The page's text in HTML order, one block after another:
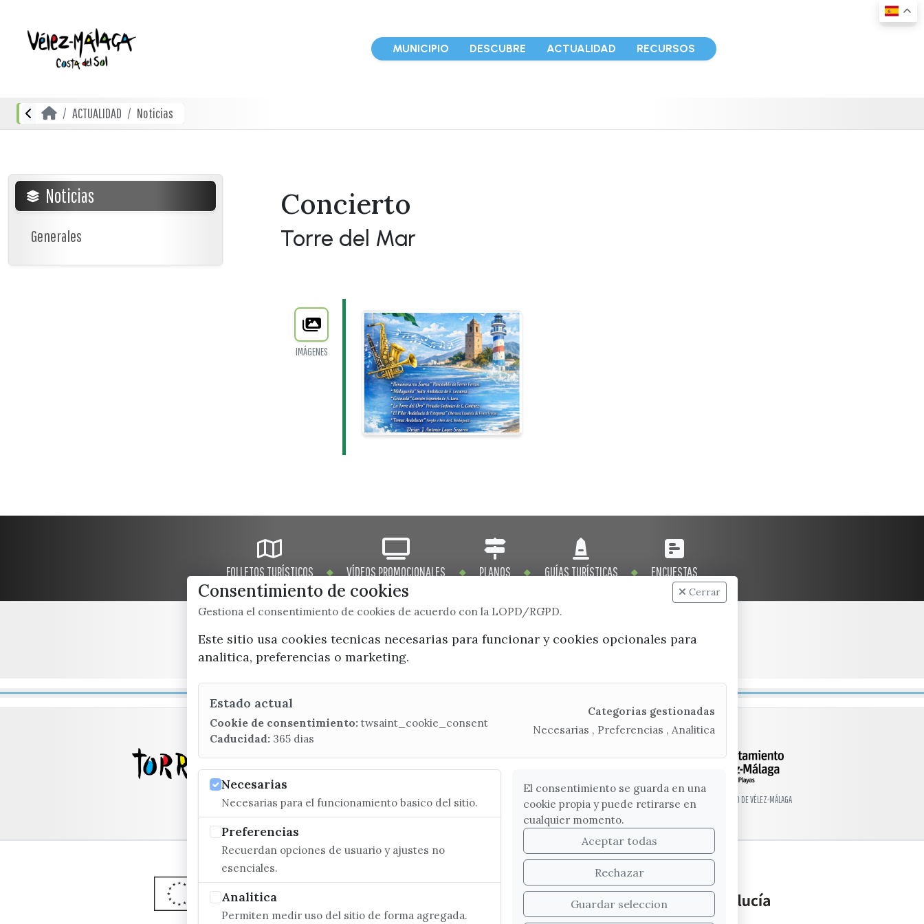
MUNICIPIO DESCUBRE ACTUALIDAD RECURSOS
ACTUALIDAD Noticias
Noticias
Generales
Concierto
Torre del Mar
IMÁGENES
FOLLETOS TURÍSTICOS VÍDEOS PROMOCIONALES PLANOS GUÍAS TURÍSTICAS ENCUESTAS
x / twitter
(+34) 952 541 104
C/ Poniente, 2. CP 29740 - Torre del Mar
© EXCMO. AYUNTAMIENTO DE VÉLEZ-MÁLAGA
Consentimiento de cookies
Gestiona el consentimiento de cookies de acuerdo con la LOPD/RGPD.
Cerrar
Este sitio usa cookies tecnicas necesarias para funcionar y cookies opcionales para
analitica, preferencias o marketing.
Estado actual
Cookie de consentimiento: twsaint_cookie_consent
Caducidad: 365 dias
Categorias gestionadas
Necesarias , Preferencias , Analitica
Necesarias
Necesarias para el funcionamiento basico del sitio.
Preferencias
Recuerdan opciones de usuario y ajustes no
esenciales.
Analitica
Permiten medir uso del sitio de forma agregada.
El consentimiento se guarda en una
cookie propia y puede retirarse en
cualquier momento.
Aceptar todas
Rechazar
Guardar seleccion